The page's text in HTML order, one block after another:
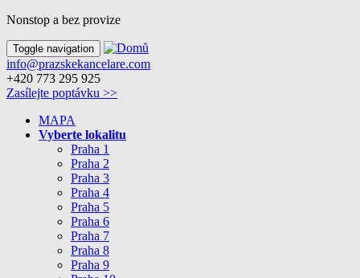
Nonstop a bez provize
Toggle navigation
info@prazskekancelare.com
+420 773 295 925
Zasílejte poptávku >>
MAPA
Vyberte lokalitu
Praha 1
Praha 2
Praha 3
Praha 4
Praha 5
Praha 6
Praha 7
Praha 8
Praha 9